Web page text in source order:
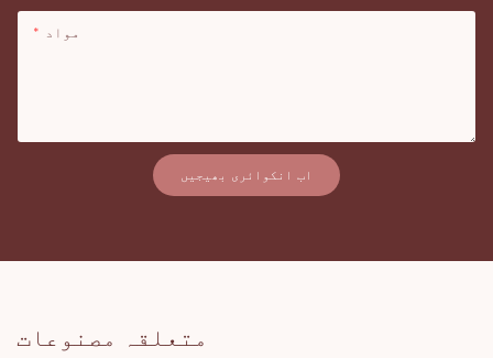
مواد
اب انکوائری بھیجیں
متعلقہ مصنوعات